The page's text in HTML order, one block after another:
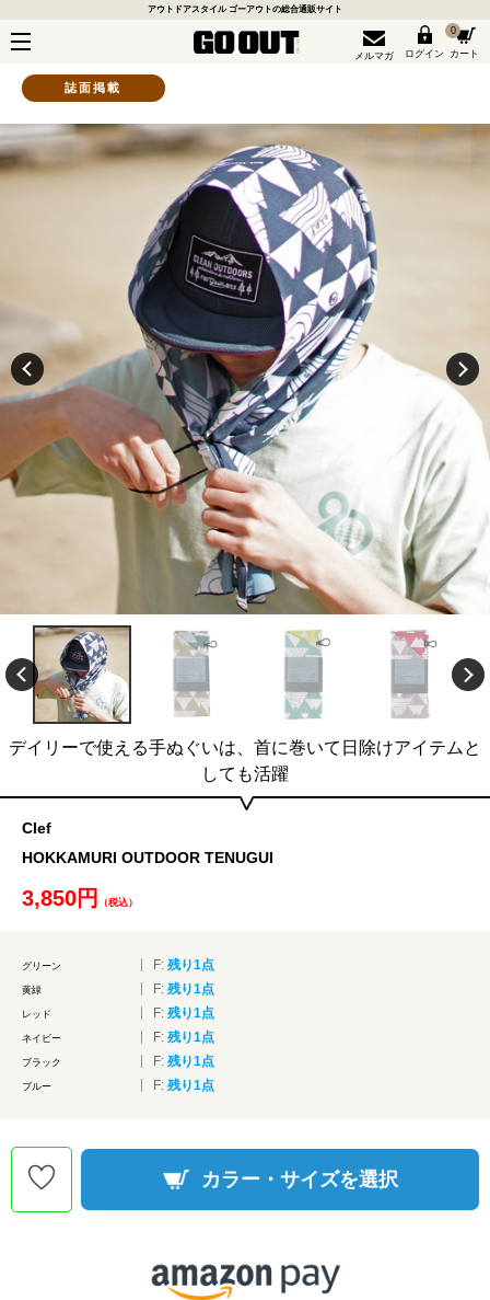
アウトドアスタイル ゴーアウトの総合通販サイト
メルマガ ログイン
0
カート
誌面掲載
デイリーで使える手ぬぐいは、首に巻いて日除けアイテムと
しても活躍
Clef
HOKKAMURI OUTDOOR TENUGUI
3,850円 （税込）
グリーン F: 残り1点
黄緑 F: 残り1点
レッド F: 残り1点
ネイビー F: 残り1点
ブラック F: 残り1点
ブルー F: 残り1点
カラー・サイズを選択